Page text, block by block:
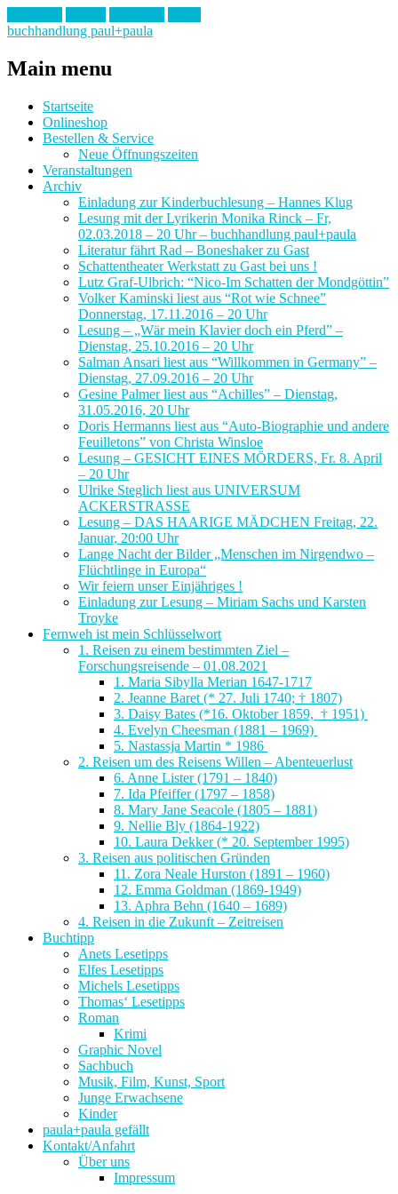
buchhandlung paul+paula
Main menu
Skip
content
Startseite
Onlineshop
Bestellen & Service
Neue Öffnungszeiten
Veranstaltungen
Archiv
Einladung zur Kinderbuchlesung – Hannes Klug
Lesung mit der Lyrikerin Monika Rinck – Fr,
02.03.2018 – 20 Uhr – buchhandlung paul+paula
Literatur fährt Rad – Boneshaker zu Gast
Schattentheater Werkstatt zu Gast bei uns !
Lutz Graf-Ulbrich: “Nico-Im Schatten der Mondgöttin”
Volker Kaminski liest aus “Rot wie Schnee”
Donnerstag, 17.11.2016 – 20 Uhr
Lesung – „Wär mein Klavier doch ein Pferd” –
Dienstag, 25.10.2016 – 20 Uhr
Salman Ansari liest aus “Willkommen in Germany” –
Dienstag, 27.09.2016 – 20 Uhr
Gesine Palmer liest aus “Achilles” – Dienstag,
31.05.2016, 20 Uhr
Doris Hermanns liest aus “Auto-Biographie und andere
Feuilletons” von Christa Winsloe
Lesung – GESICHT EINES MÖRDERS, Fr. 8. April
– 20 Uhr
Ulrike Steglich liest aus UNIVERSUM
ACKERSTRASSE
Lesung – DAS HAARIGE MÄDCHEN Freitag, 22.
Januar, 20:00 Uhr
Lange Nacht der Bilder „Menschen im Nirgendwo –
Flüchtlinge in Europa“
Wir feiern unser Einjähriges !
Einladung zur Lesung – Miriam Sachs und Karsten
Troyke
Fernweh ist mein Schlüsselwort
1. Reisen zu einem bestimmten Ziel –
Forschungsreisende – 01.08.2021
1. Maria Sibylla Merian 1647-1717
2. Jeanne Baret (* 27. Juli 1740; † 1807)
3. Daisy Bates (*16. Oktober 1859, † 1951)
4. Evelyn Cheesman (1881 – 1969)
5. Nastassja Martin * 1986
2. Reisen um des Reisens Willen – Abenteuerlust
6. Anne Lister (1791 – 1840)
7. Ida Pfeiffer (1797 – 1858)
8. Mary Jane Seacole (1805 – 1881)
9. Nellie Bly (1864-1922)
10. Laura Dekker (* 20. September 1995)
3. Reisen aus politischen Gründen
11. Zora Neale Hurston (1891 – 1960)
12. Emma Goldman (1869-1949)
13. Aphra Behn (1640 – 1689)
4. Reisen in die Zukunft – Zeitreisen
Buchtipp
Anets Lesetipps
Elfes Lesetipps
Michels Lesetipps
Thomas‘ Lesetipps
Roman
Krimi
Graphic Novel
Sachbuch
Musik, Film, Kunst, Sport
Junge Erwachsene
Kinder
paula+paula gefällt
Kontakt/Anfahrt
Über uns
Impressum